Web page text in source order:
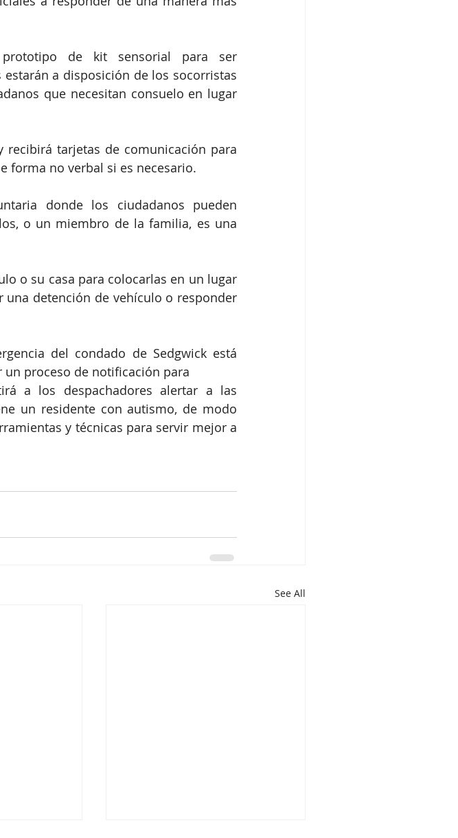
de kit sensorial para ser
a disposición de los socorristas
que necesitan consuelo en lugar
tarjetas de comunicación para
forma no verbal si es necesario.
donde los ciudadanos pueden
o un miembro de la familia, es una
o su casa para colocarlas en un lugar
detención de vehículo o responder
del condado de Sedgwick está
proceso de notificación para
a los despachadores alertar a las
un residente con autismo, de modo
y técnicas para servir mejor a
See All